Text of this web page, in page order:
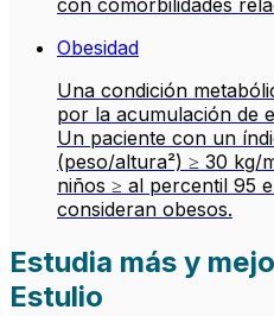
con comorbilidades
Obesidad
Una condición
por la acumulación de
Un paciente con un
(peso/altura²) ≥ 30 kg/
niños ≥ al percentil 95
consideran obesos.
Estudia más y
Estulio